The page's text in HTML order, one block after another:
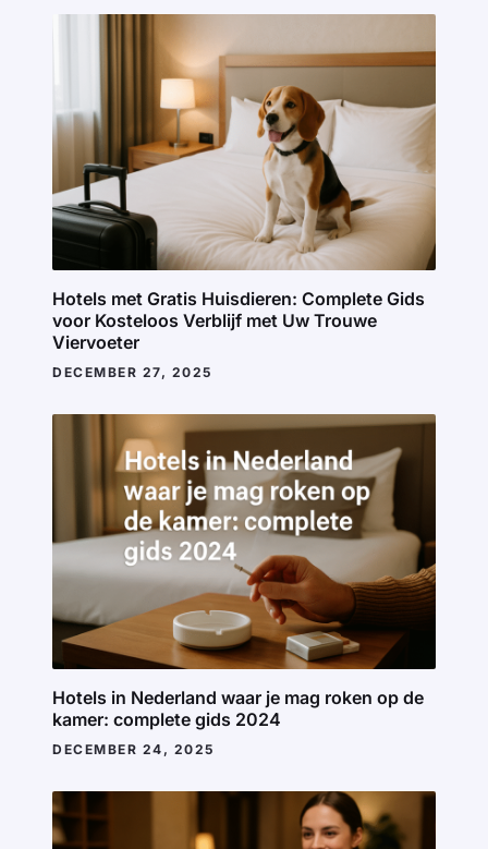
Hotels met Gratis Huisdieren: Complete Gids
voor Kosteloos Verblijf met Uw Trouwe
Viervoeter
DECEMBER 27, 2025
Hotels in Nederland waar je mag roken op de
kamer: complete gids 2024
DECEMBER 24, 2025